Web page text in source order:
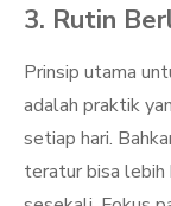
3. Rutin
Prinsip utama
adalah praktik
setiap hari.
teratur bisa lebih